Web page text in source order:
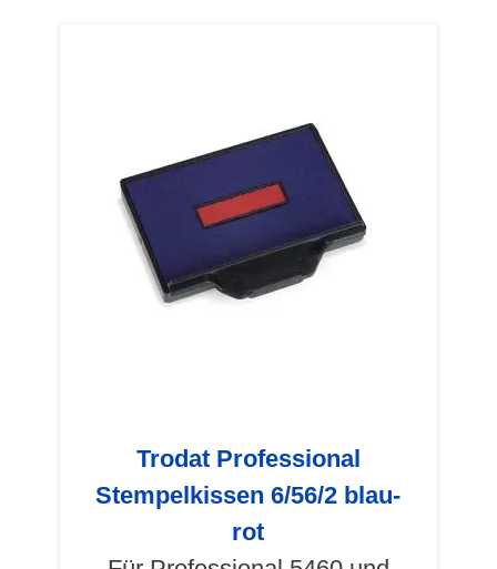
Trodat Professional
Stempelkissen 6/56/2 blau-
rot